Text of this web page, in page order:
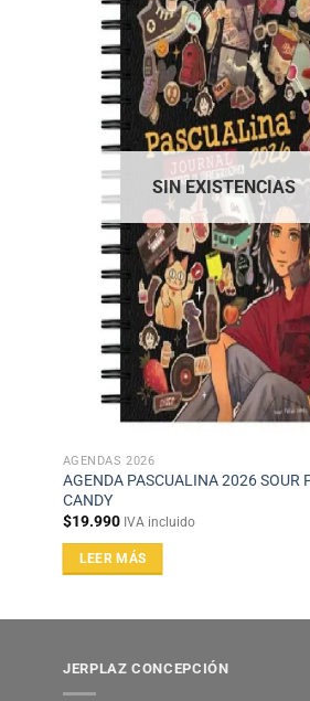
SIN EXISTENCIAS
AGENDAS 2026
AGENDA PASCUALINA 2026 SOUR
CANDY
$19.990 IVA incluido
LEER MÁS
JERPLAZ CONCEPCIÓN